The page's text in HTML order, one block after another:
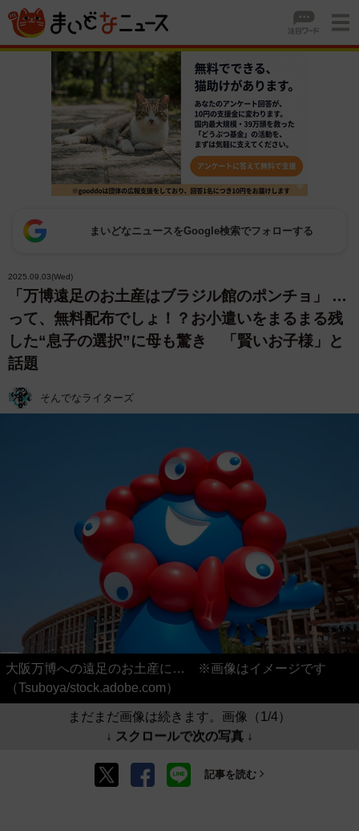
まいどなニュースをGoogle検索でフォローする
2025.09.03(Wed)
「万博遠足のお土産はブラジル館のポンチョ」 …
って、無料配布でしょ！？お小遣いをまるまる残
した“息子の選択”に母も驚き 「賢いお子様」と
話題
そんでなライターズ
大阪万博への遠足のお土産に… ※画像はイメージです
（Tsuboya/stock.adobe.com）
まだまだ画像は続きます。画像（1/4）
↓ スクロールで次の写真 ↓
記事を読む